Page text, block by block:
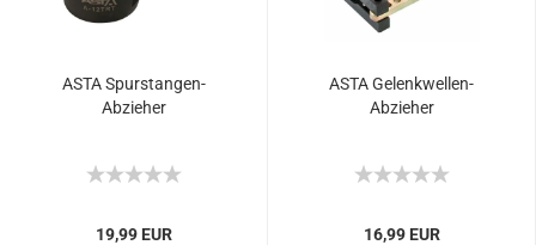
ASTA Spurstangen-
Abzieher
19,99 EUR
ASTA Gelenkwellen-
Abzieher
16,99 EUR